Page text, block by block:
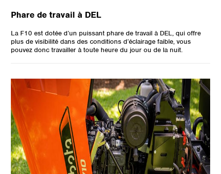
Phare de travail à DEL
La F10 est dotée d’un puissant phare de travail à DEL, qui offre
plus de visibilité dans des conditions d’éclairage faible, vous
pouvez donc travailler à toute heure du jour ou de la nuit.